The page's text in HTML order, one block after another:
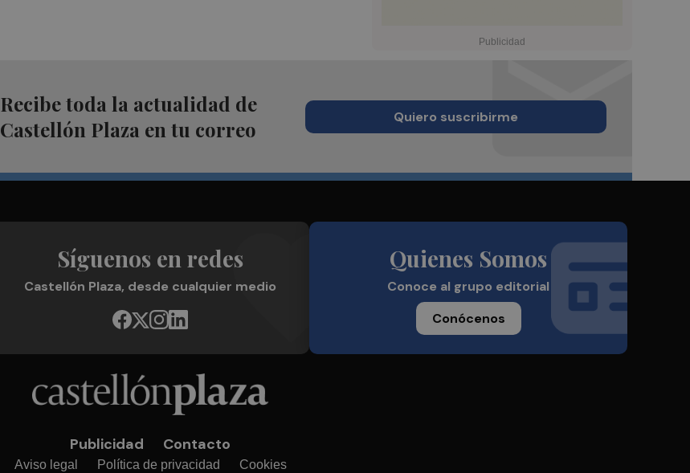
Recibe toda la actualidad de
Castellón Plaza en tu correo
Quiero suscribirme
Síguenos en redes
Castellón Plaza, desde cualquier medio
Quienes Somos
Conoce al grupo editorial
Conócenos
Publicidad Contacto
Aviso legal Política de privacidad Cookies